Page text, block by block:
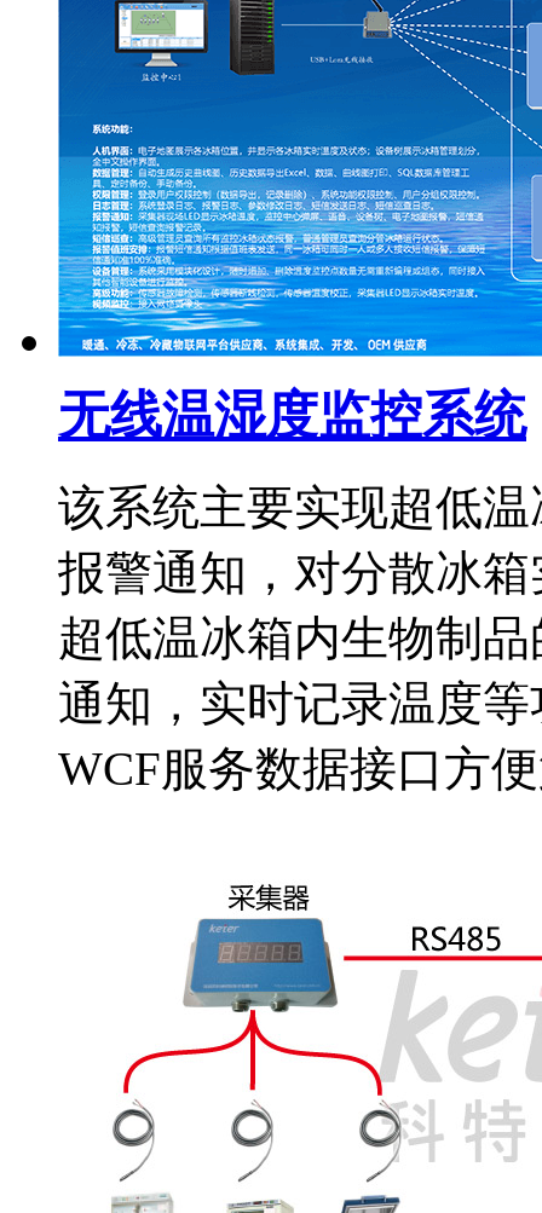
无线温湿度监控系统
该系统主要实现超低
报警通知，对分散冰
超低温冰箱内生物制
通知，实时记录温度
WCF服务数据接口方